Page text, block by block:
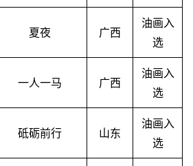
夏夜 广西
油画入
选
一人一马 广西
油画入
选
砥砺前行 山东
油画入
选